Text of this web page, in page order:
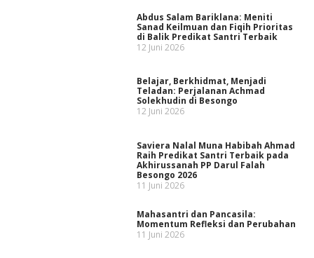
Abdus Salam Bariklana: Meniti
Sanad Keilmuan dan Fiqih Prioritas
di Balik Predikat Santri Terbaik
12 Juni 2026
Belajar, Berkhidmat, Menjadi
Teladan: Perjalanan Achmad
Solekhudin di Besongo
12 Juni 2026
Saviera Nalal Muna Habibah Ahmad
Raih Predikat Santri Terbaik pada
Akhirussanah PP Darul Falah
Besongo 2026
11 Juni 2026
Mahasantri dan Pancasila:
Momentum Refleksi dan Perubahan
11 Juni 2026